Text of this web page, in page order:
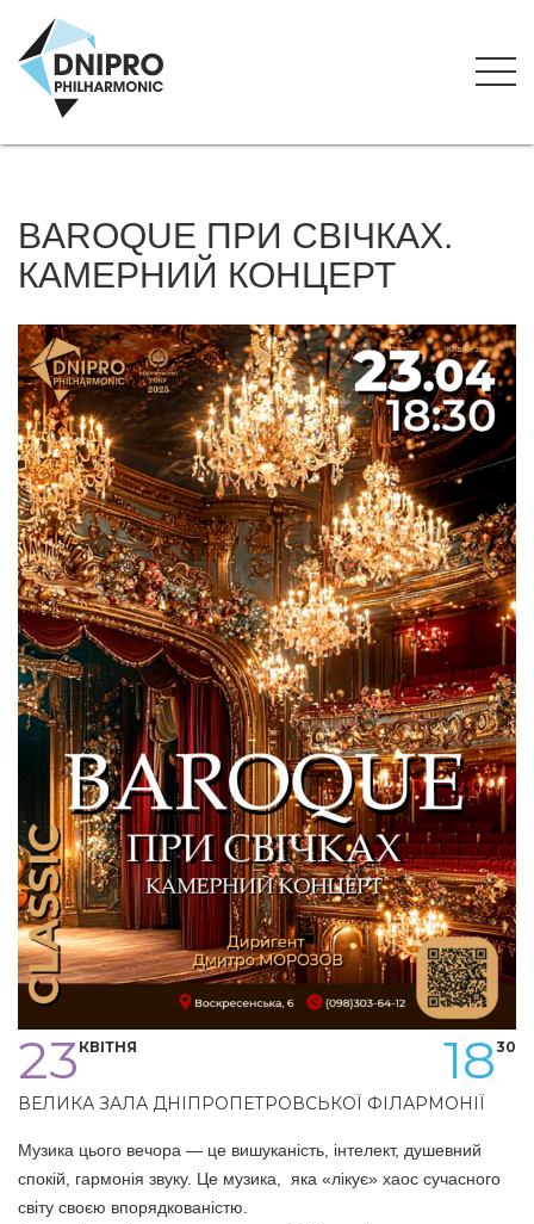
BAROQUE ПРИ СВІЧКАХ.
КАМЕРНИЙ КОНЦЕРТ
23 КВІТНЯ 30
18
ВЕЛИКА ЗАЛА ДНІПРОПЕТРОВСЬКОЇ ФІЛАРМОНІЇ
Музика цього вечора — це вишуканість, інтелект, душевний
спокій, гармонія звуку. Це музика, яка «лікує» хаос сучасного
світу своєю впорядкованістю.